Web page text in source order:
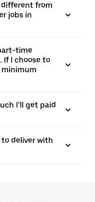
different from
jobs in
time
If I choose to
minimum
I’ll get paid
deliver with